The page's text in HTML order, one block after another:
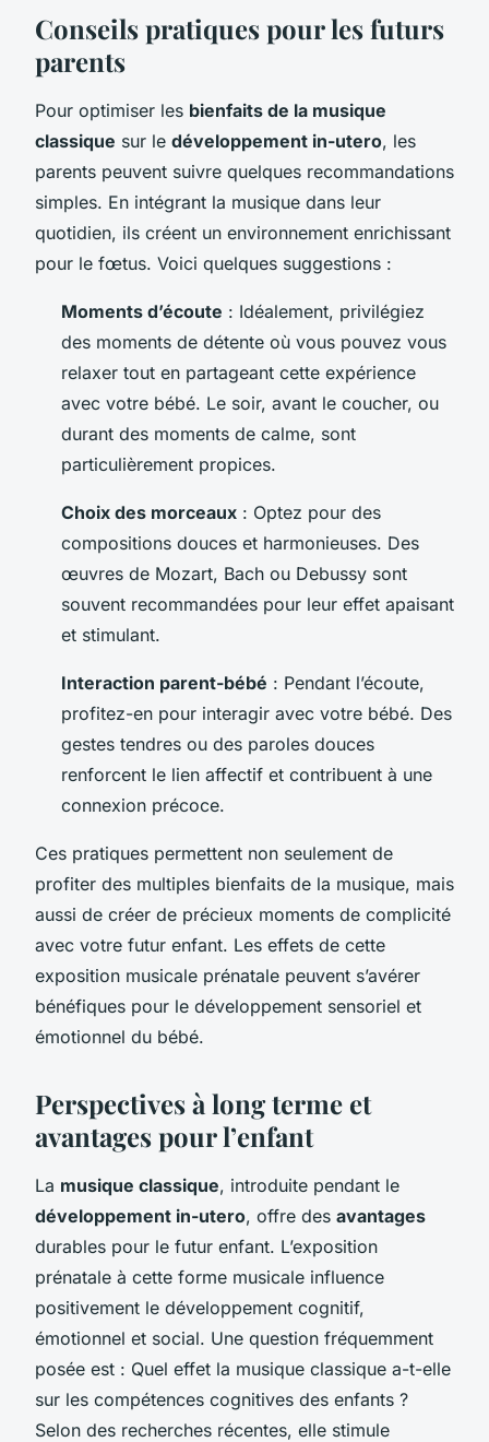
Conseils pratiques pour les futurs
parents
Pour optimiser les bienfaits de la musique
classique sur le développement in-utero, les
parents peuvent suivre quelques recommandations
simples. En intégrant la musique dans leur
quotidien, ils créent un environnement enrichissant
pour le fœtus. Voici quelques suggestions :
Moments d’écoute : Idéalement, privilégiez
des moments de détente où vous pouvez vous
relaxer tout en partageant cette expérience
avec votre bébé. Le soir, avant le coucher, ou
durant des moments de calme, sont
particulièrement propices.
Choix des morceaux : Optez pour des
compositions douces et harmonieuses. Des
œuvres de Mozart, Bach ou Debussy sont
souvent recommandées pour leur effet apaisant
et stimulant.
Interaction parent-bébé : Pendant l’écoute,
profitez-en pour interagir avec votre bébé. Des
gestes tendres ou des paroles douces
renforcent le lien affectif et contribuent à une
connexion précoce.
Ces pratiques permettent non seulement de
profiter des multiples bienfaits de la musique, mais
aussi de créer de précieux moments de complicité
avec votre futur enfant. Les effets de cette
exposition musicale prénatale peuvent s’avérer
bénéfiques pour le développement sensoriel et
émotionnel du bébé.
Perspectives à long terme et
avantages pour l’enfant
La musique classique, introduite pendant le
développement in-utero, offre des avantages
durables pour le futur enfant. L’exposition
prénatale à cette forme musicale influence
positivement le développement cognitif,
émotionnel et social. Une question fréquemment
posée est : Quel effet la musique classique a-t-elle
sur les compétences cognitives des enfants ?
Selon des recherches récentes, elle stimule